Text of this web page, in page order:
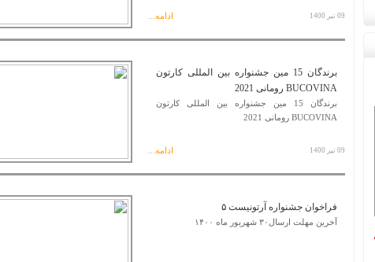
09 تیر 1400 ادامه...
برندگان 15 مین جشنواره بین المللی کارتون
BUCOVINA رومانی 2021
برندگان 15 مین جشنواره بین المللی کارتون
BUCOVINA رومانی 2021
09 تیر 1400 ادامه...
فراخوان جشنواره آرتونیست ۵
آخرین مهلت ارسال۳۰ شهریور ماه ۱۴۰۰